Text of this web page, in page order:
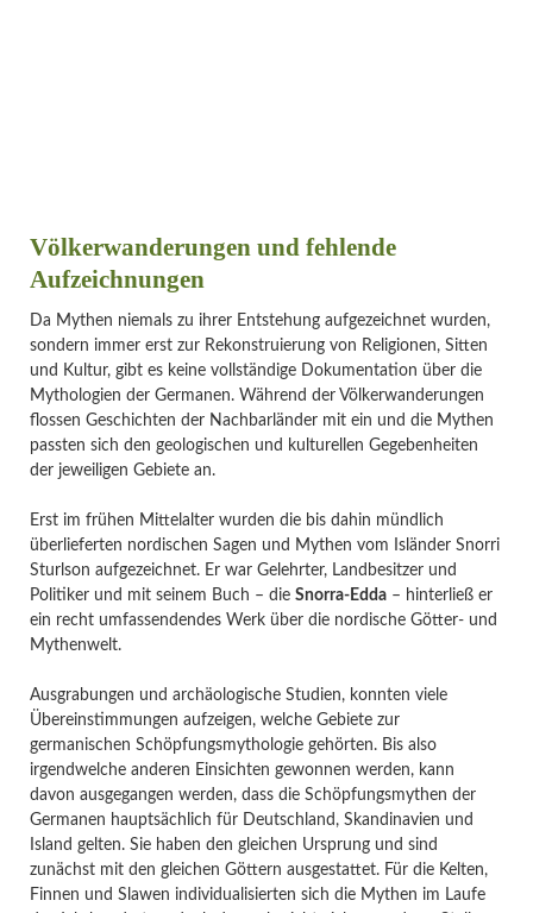
Völkerwanderungen und fehlende
Aufzeichnungen
Da Mythen niemals zu ihrer Entstehung aufgezeichnet wurden,
sondern immer erst zur Rekonstruierung von Religionen, Sitten
und Kultur, gibt es keine vollständige Dokumentation über die
Mythologien der Germanen. Während der Völkerwanderungen
flossen Geschichten der Nachbarländer mit ein und die Mythen
passten sich den geologischen und kulturellen Gegebenheiten
der jeweiligen Gebiete an.
Erst im frühen Mittelalter wurden die bis dahin mündlich
überlieferten nordischen Sagen und Mythen vom Isländer Snorri
Sturlson aufgezeichnet. Er war Gelehrter, Landbesitzer und
Politiker und mit seinem Buch – die Snorra-Edda– hinterließ er
ein recht umfassendendes Werk über die nordische Götter- und
Mythenwelt.
Ausgrabungen und archäologische Studien, konnten viele
Übereinstimmungen aufzeigen, welche Gebiete zur
germanischen Schöpfungsmythologie gehörten. Bis also
irgendwelche anderen Einsichten gewonnen werden, kann
davon ausgegangen werden, dass die Schöpfungsmythen der
Germanen hauptsächlich für Deutschland, Skandinavien und
Island gelten. Sie haben den gleichen Ursprung und sind
zunächst mit den gleichen Göttern ausgestattet. Für die Kelten,
Finnen und Slawen individualisierten sich die Mythen im Laufe